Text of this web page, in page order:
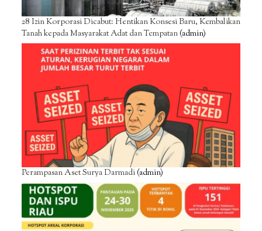
28 Izin Korporasi Dicabut: Hentikan Konsesi Baru, Kembalikan
Tanah kepada Masyarakat Adat dan Tempatan(admin)
Perampasan Aset Surya Darmadi(admin)